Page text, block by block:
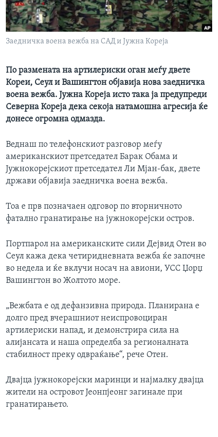
ИНТЕРВЈУА
Јазици
Заедничка воена вежба на САД и Јужна Кореја
По размената на артилериски оган меѓу двете
Кореи, Сеул и Вашингтон објавија нова заедничка
воена вежба. Јужна Кореја исто така ја предупреди
Северна Кореја дека секоја натамошна агресија ќе
донесе огромна одмазда.
Веднаш по телефонскиот разговор меѓу
американскиот претседател Барак Обама и
Јужнокорејскиот претседател Ли Мјан-бак, двете
држави објавија заедничка воена вежба.
Тоа е прв позначаен одговор по вторничното
фатално гранатирање на јужнокорејски остров.
Портпарол на американските сили Дејвид Отен во
Сеул кажа дека четиридневната вежба ќе започне
во недела и ќе вклучи носач на авиони, УСС Џорџ
Вашингтон во Жолтото море.
„Вежбата е од дефанзивна природа. Планирана е
долго пред вчерашниот неиспровоциран
артилериски напад, и демонстрира сила на
алијансата и наша определба за регионалната
стабилност преку одвраќање“, рече Отен.
Двајца јужнокорејски маринци и најмалку двајца
жители на островот Јеонпјеонг загинале при
гранатирањето.